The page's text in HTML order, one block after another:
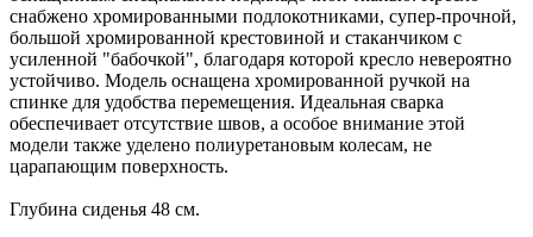
снабжено хромированными подлокотниками, супер-прочной,
большой хромированной крестовиной и стаканчиком с
усиленной "бабочкой", благодаря которой кресло невероятно
устойчиво. Модель оснащена хромированной ручкой на
спинке для удобства перемещения. Идеальная сварка
обеспечивает отсутствие швов, а особое внимание этой
модели также уделено полиуретановым колесам, не
царапающим поверхность.
Глубина сиденья 48 см.